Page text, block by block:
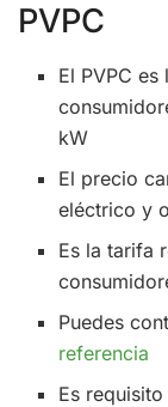
PVPC
El PVPC
kW
El precio
eléctrico y
Es la tarifa
Puedes
referencia
Es